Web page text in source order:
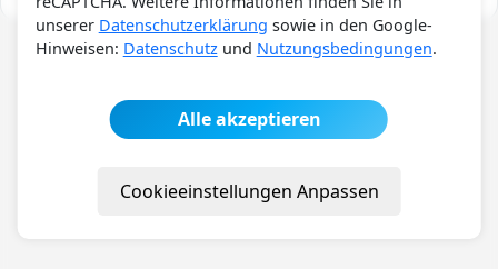
unserer Datenschutzerklärung sowie in den Google-
Hinweisen: Datenschutzund Nutzungsbedingungen.
Alle akzeptieren
Cookieeinstellungen Anpassen